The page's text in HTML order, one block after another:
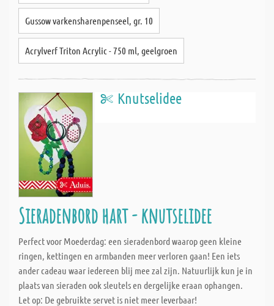
Gussow varkensharenpenseel, gr. 10
Acrylverf Triton Acrylic - 750 ml, geelgroen
Knutselidee
Sieradenbord hart - knutselidee
Perfect voor Moederdag: een sieradenbord waarop geen kleine
ringen, kettingen en armbanden meer verloren gaan! Een iets
ander cadeau waar iedereen blij mee zal zijn. Natuurlijk kun je in
plaats van sieraden ook sleutels en dergelijke eraan ophangen.
Let op: De gebruikte servet is niet meer leverbaar!